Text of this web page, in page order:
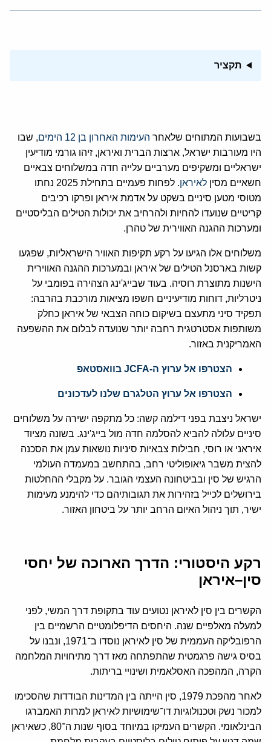
תקציר
בשבועות המתוחים שלאחר העימות האחרון בן 12 הימים
, שבו
היו מעורבות ישראל, ארצות הברית ואיראן, זיהו גורמי מודיעין
ישראליים ומשקיפים מערביים עלייה חדה במשלוחים צבאיים
חשאיים מסין לאיראן
. לפחות פעמיים בתחילת 2025 נחתו
מטוסי מטען סיניים בשקט על אדמת איראן ופרקו רכיבים
קריטיים שנועדו להחיות ולהרחיב את יכולות הטילים הבליסטיים
ומערכות ההגנה האווירית של טהרן.
משלוחים אלו הגיעו על רקע תקיפות האוויר הישראליות, שפגעו
קשות בארסנל הטילים של איראן ובמערכות ההגנה האווירית
הישנות מתוצרת רוסיה. בעוד שבייג'ינג הצהירה בפומבי על
ניטרליות, דוחות מודיעיניים חשפו מציאות מורכבת בהרבה:
תפקיד סיני מתעצם בשיקום כוחה הצבאי של איראן כחלק
משותפות אסטרטגית רחבה יותר שנועדה לבלום את ההשפעה
האמריקנית באזור.
הצטרפו אל ערוץ ה-JCFA בוואסטאפ
הצטרפו אל ערוץ הטלגרם שלנו לעדכונים
ישראל ניצבת בפני דילמה קשה: כל מתקפה ישירה על משלוחים
סיניים עלולה להביא להסלמה חדה מול בייג'ינג. בשונה מציוד
איראני או רוסי, חבילות צבאיות סיניות נושאות עמן את הסכנה
להצית משבר גיאופוליטי רחב, בהתחשב במעמדה העולמי
הרגיש של סין ובביטחונה העצמי הגובר. על מקבלי ההחלטות
בירושלים לכייל בזהירות את תגובותיהם כדי להימנע מעימות
ישיר, תוך ניהול האיום הרחב יותר על ביטחון האזור.
רקע היסטורי: הדרך הארוכה של יחסי
סין–איראן
הקשרים בין סין לאיראן נטועים עוד בתקופת דרך המשי, לפני
למעלה מאלפיים שנה. היחסים הדיפלומטיים הרשמיים בין
הרפובליקה העממית של סין לאיראן נוסדו ב־1971, ונבנו על
בסיס גישה פרגמטית שהתפתחה מאז דרך מתיחויות המלחמה
הקרה, המהפכה האסלאמית ושינויי בריתות.
לאחר מהפכת 1979, סין הייתה בין המדינות הבודדות שהסכימו
למכור נשק וטכנולוגיות דו־שימושיות לאיראן למרות האמברגו
הבינלאומי. הקשרים העמיקו במיוחד בסוף שנות ה־80, כשאיראן